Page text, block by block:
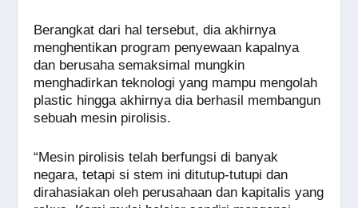
Berangkat dari hal tersebut, dia akhirnya
menghentikan program penyewaan kapalnya
dan berusaha semaksimal mungkin
menghadirkan teknologi yang mampu mengolah
plastic hingga akhirnya dia berhasil membangun
sebuah mesin pirolisis.
“Mesin pirolisis telah berfungsi di banyak
negara, tetapi si stem ini ditutup-tutupi dan
dirahasiakan oleh perusahaan dan kapitalis yang